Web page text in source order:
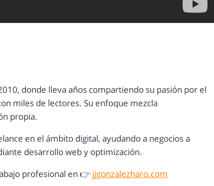
donde lleva años compartiendo su pasión por el
miles de lectores. Su enfoque mezcla
propia.
en el ámbito digital, ayudando a negocios a
desarrollo web y optimización.
profesional en 👉 jjgonzalezharo.com